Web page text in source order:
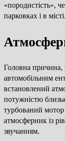
«породистість»,
парковках і в місті.
Головна причина,
автомобільним
встановлений
потужністю
турбований
атмосферник із
звучанням.